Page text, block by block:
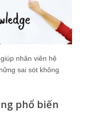
nhân viên hệ
sai sót không
phổ biến